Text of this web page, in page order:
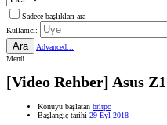
Sadece başlıkları ara
Kullanıcı:
Ara
Advanced...
Menü
[Video Rehber] Asus
Konuyu başlatan brltpc
Başlangıç tarihi 29 Eyl 2018